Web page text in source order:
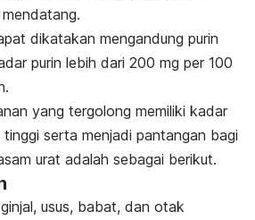
dikatakan mengandung purin
purin lebih dari 200 mg per 100
yang tergolong memiliki kadar
serta menjadi pantangan bagi
urat adalah sebagai berikut.
usus, babat, dan otak